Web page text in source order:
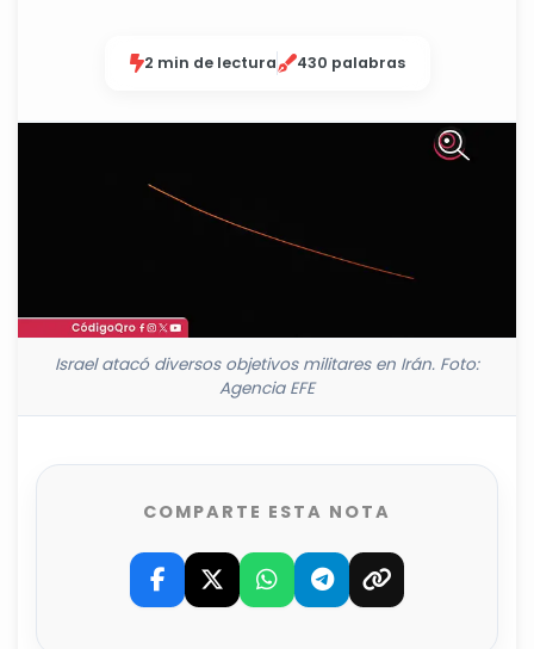
2 min de lectura 430 palabras
Israel atacó diversos objetivos militares en Irán. Foto:
Agencia EFE
COMPARTE ESTA NOTA